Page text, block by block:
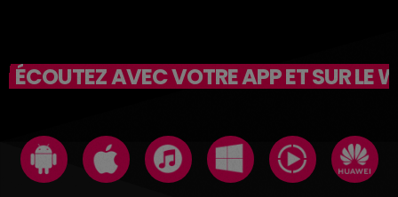
ÉCOUTEZ AVEC VOTRE APP ET SUR LE